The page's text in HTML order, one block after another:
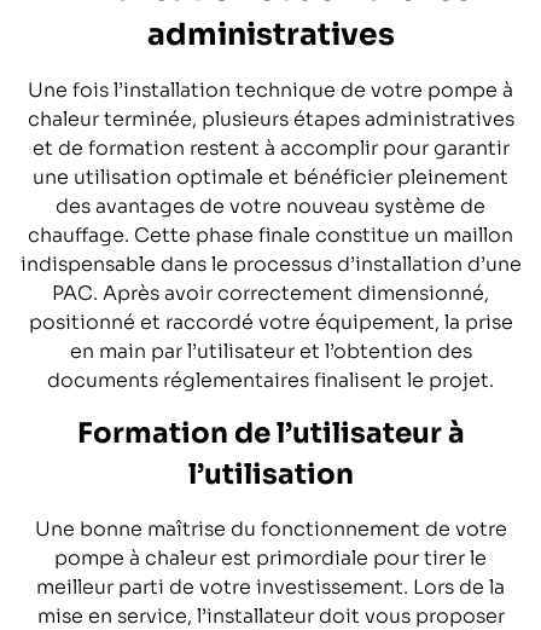
administratives
Une fois l’installation technique de votre pompe à
chaleur terminée, plusieurs étapes administratives
et de formation restent à accomplir pour garantir
une utilisation optimale et bénéficier pleinement
des avantages de votre nouveau système de
chauffage. Cette phase finale constitue un maillon
indispensable dans le processus d’installation d’une
PAC. Après avoir correctement dimensionné,
positionné et raccordé votre équipement, la prise
en main par l’utilisateur et l’obtention des
documents réglementaires finalisent le projet.
Formation de l’utilisateur à
l’utilisation
Une bonne maîtrise du fonctionnement de votre
pompe à chaleur est primordiale pour tirer le
meilleur parti de votre investissement. Lors de la
mise en service, l’installateur doit vous proposer